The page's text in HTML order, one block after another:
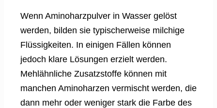
Wenn Aminoharzpulver in Wasser gelöst
werden, bilden sie typischerweise milchige
Flüssigkeiten. In einigen Fällen können
jedoch klare Lösungen erzielt werden.
Mehlähnliche Zusatzstoffe können mit
manchen Aminoharzen vermischt werden, die
dann mehr oder weniger stark die Farbe des